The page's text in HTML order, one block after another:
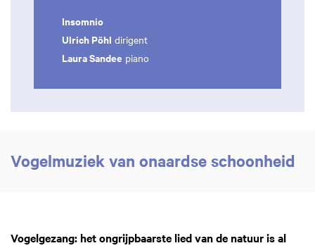
Insomnio
Ulrich Pöhl dirigent
Laura Sandee piano
Vogelmuziek van onaardse schoonheid
Vogelgezang: het ongrijpbaarste lied van de natuur is al